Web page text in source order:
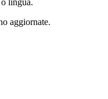
aggiornate.